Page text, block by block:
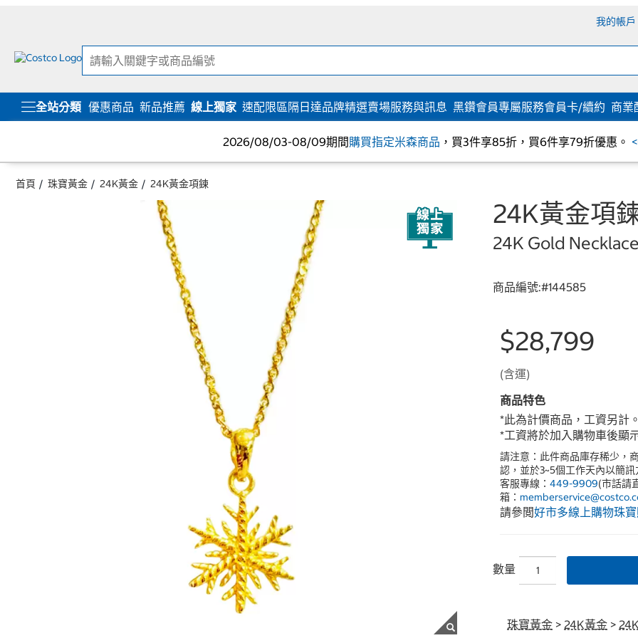
我的帳戶
全站分類 優惠商品 新品推薦 線上獨家 速配限區隔日達品牌精選賣場服務與訊息 黑鑽會員專屬服務會員卡/續約 商業
2026/08/03-08/09期間購買指定米森商品 ，買3件享85折，買6件享79折優惠。
首頁 珠寶黃金 24K黃金 24K黃金項鍊
24K黃金項
24K Gold
商品編號:#144585
$28,799
(含運)
商品特色
*此為計價商品，工資另計
*工資將於加入購物車後顯
請注意：此件商品庫存稀少，
認，並於3~5個工作天內以簡
客服專線： 449-9909(市話請
箱：
請參閲好市多線上購物珠
數量
珠寶黃金 > 24K黃金 >